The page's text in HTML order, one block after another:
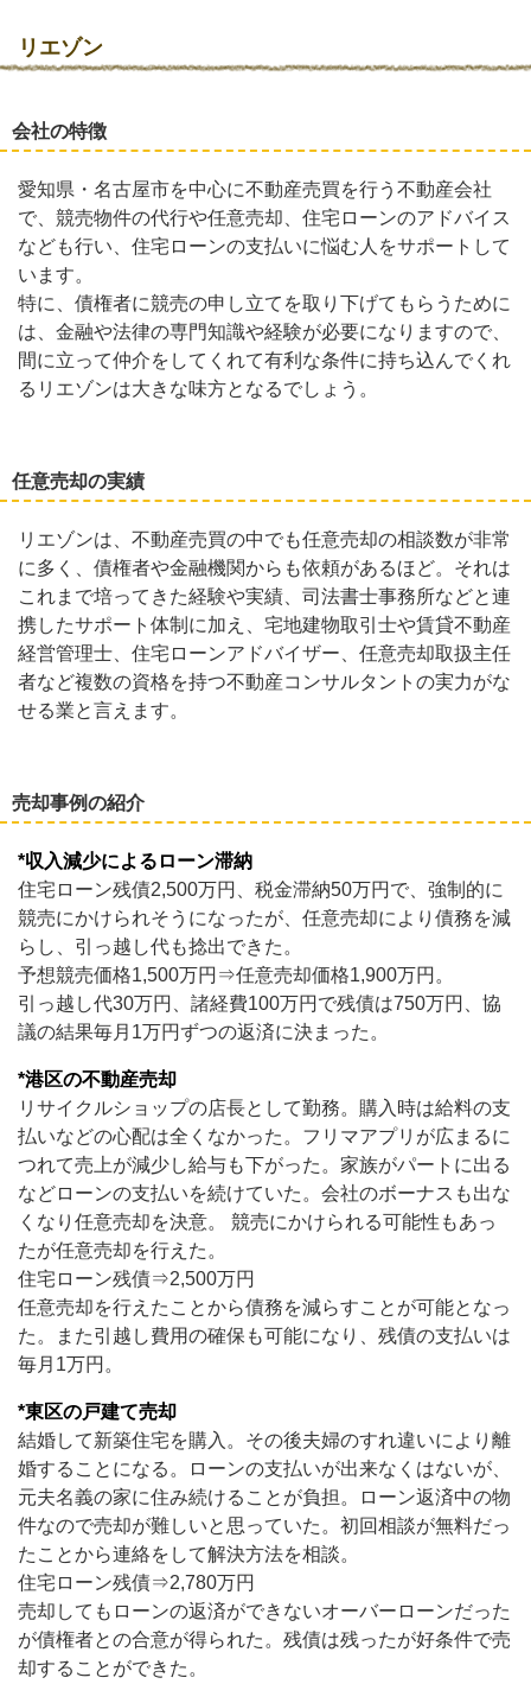
リエゾン
会社の特徴
愛知県・名古屋市を中心に不動産売買を行う不動産会社
で、競売物件の代行や任意売却、住宅ローンのアドバイス
なども行い、住宅ローンの支払いに悩む人をサポートして
います。
特に、債権者に競売の申し立てを取り下げてもらうために
は、金融や法律の専門知識や経験が必要になりますので、
間に立って仲介をしてくれて有利な条件に持ち込んでくれ
るリエゾンは大きな味方となるでしょう。
任意売却の実績
リエゾンは、不動産売買の中でも任意売却の相談数が非常
に多く、債権者や金融機関からも依頼があるほど。それは
これまで培ってきた経験や実績、司法書士事務所などと連
携したサポート体制に加え、宅地建物取引士や賃貸不動産
経営管理士、住宅ローンアドバイザー、任意売却取扱主任
者など複数の資格を持つ不動産コンサルタントの実力がな
せる業と言えます。
売却事例の紹介
*収入減少によるローン滞納
住宅ローン残債2,500万円、税金滞納50万円で、強制的に
競売にかけられそうになったが、任意売却により債務を減
らし、引っ越し代も捻出できた。
予想競売価格1,500万円⇒任意売却価格1,900万円。
引っ越し代30万円、諸経費100万円で残債は750万円、協
議の結果毎月1万円ずつの返済に決まった。
*港区の不動産売却
リサイクルショップの店長として勤務。購入時は給料の支
払いなどの心配は全くなかった。フリマアプリが広まるに
つれて売上が減少し給与も下がった。家族がパートに出る
などローンの支払いを続けていた。会社のボーナスも出な
くなり任意売却を決意。 競売にかけられる可能性もあっ
たが任意売却を行えた。
住宅ローン残債⇒2,500万円
任意売却を行えたことから債務を減らすことが可能となっ
た。また引越し費用の確保も可能になり、残債の支払いは
毎月1万円。
*東区の戸建て売却
結婚して新築住宅を購入。その後夫婦のすれ違いにより離
婚することになる。ローンの支払いが出来なくはないが、
元夫名義の家に住み続けることが負担。ローン返済中の物
件なので売却が難しいと思っていた。初回相談が無料だっ
たことから連絡をして解決方法を相談。
住宅ローン残債⇒2,780万円
売却してもローンの返済ができないオーバーローンだった
が債権者との合意が得られた。残債は残ったが好条件で売
却することができた。